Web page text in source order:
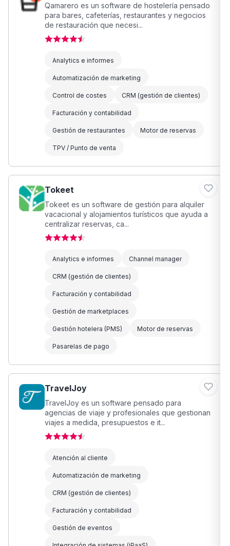
Qamarero es un software de hostelería pensado
para bares, cafeterías, restaurantes y negocios
de restauración que necesi...
Analytics e informes
Automatización de marketing
Control de costes CRM (gestión de clientes)
Facturación y contabilidad
Gestión de restaurantes Motor de reservas
TPV / Punto de venta
Tokeet
Tokeet es un software de gestión para alquiler
vacacional y alojamientos turísticos que ayuda a
centralizar reservas, ca...
Analytics e informes Channel manager
CRM (gestión de clientes)
Facturación y contabilidad
Gestión de marketplaces
Gestión hotelera (PMS) Motor de reservas
Pasarelas de pago
TravelJoy
TravelJoy es un software pensado para
agencias de viaje y profesionales que gestionan
viajes a medida, presupuestos e it...
Atención al cliente
Automatización de marketing
CRM (gestión de clientes)
Facturación y contabilidad
Gestión de eventos